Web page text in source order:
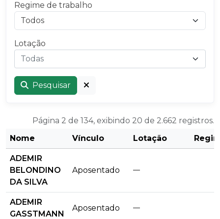
Regime de trabalho
Lotação
Todas
Pesquisar
Página 2 de 134, exibindo 20 de 2.662 registros.
Nome
Vínculo Lotação
ADEMIR
BELONDINO
DA SILVA
Aposentado —
ADEMIR
GASSTMANN
Aposentado —